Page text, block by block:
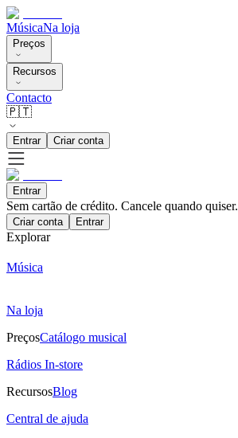
MúsicaNa loja
Preços
Recursos
Contacto
🇵🇹
Entrar Criar conta
Entrar
Sem cartão de crédito. Cancele quando quiser.
Criar conta Entrar
Explorar
Música
Na loja
PreçosCatálogo musical
Rádios In-store
RecursosBlog
Central de ajuda